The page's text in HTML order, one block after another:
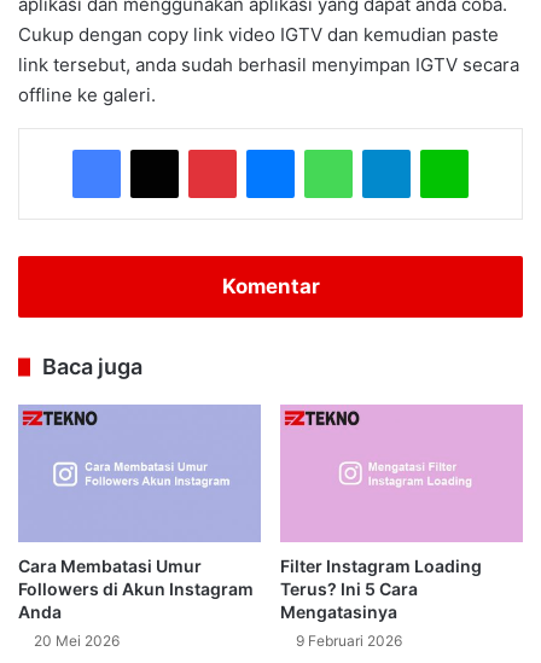
aplikasi dan menggunakan aplikasi yang dapat anda coba.
Cukup dengan copy link video IGTV dan kemudian paste
link tersebut, anda sudah berhasil menyimpan IGTV secara
offline ke galeri.
Facebook
X PinterestMessengerWhatsAppTelegramLine
Komentar
Baca juga
Cara Membatasi Umur
Followers di Akun Instagram
Anda
20 Mei 2026
Filter Instagram Loading
Terus? Ini 5 Cara
Mengatasinya
9 Februari 2026